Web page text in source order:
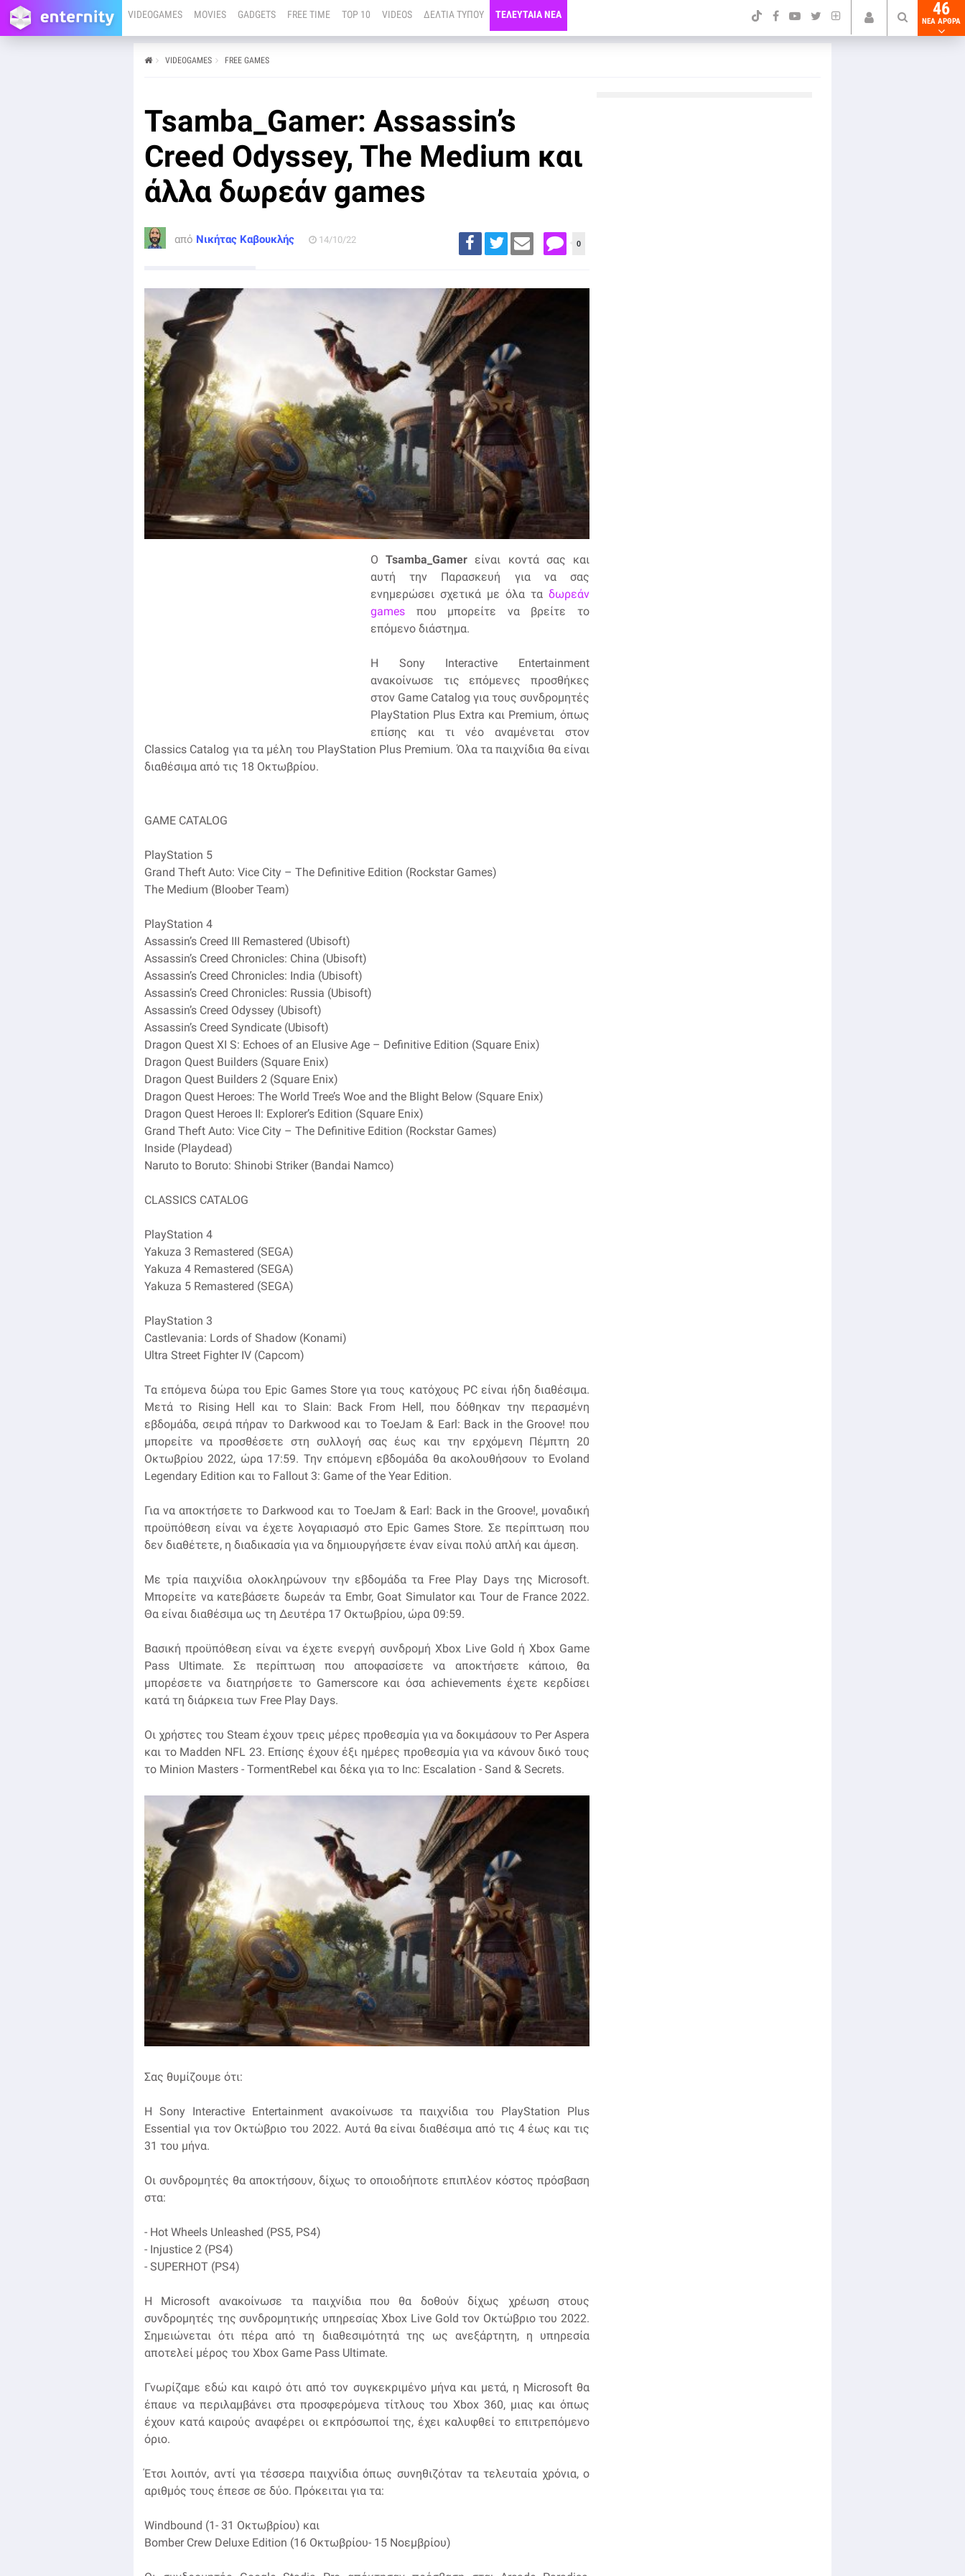
VIDEOGAMES MOVIES GADGETS FREE TIME TOP 10 VIDEOS ΔΕΛΤΙΑ ΤΥΠΟΥ ΤΕΛΕΥΤΑΙΑ ΝΕΑ 46
NEA ΑΡΘΡΑ
VIDEOGAMES FREE GAMES
Tsamba_Gamer: Assassin’s
Creed Odyssey, The Medium και
άλλα δωρεάν games
από Νικήτας Καβουκλής 14/10/22 0
OTsamba_Gamer είναι κοντά σας και
αυτή την Παρασκευή για να σας
ενημερώσει σχετικά με όλα τα δωρεάν
games που μπορείτε να βρείτε το
επόμενο διάστημα.
Η Sony Interactive Entertainment
ανακοίνωσε τις επόμενες προσθήκες
στον Game Catalog για τους συνδρομητές
PlayStation Plus Extra και Premium, όπως
επίσης και τι νέο αναμένεται στον
Classics Catalog για τα μέλη του PlayStation Plus Premium. Όλα τα παιχνίδια θα είναι
διαθέσιμα από τις 18 Οκτωβρίου.
GAME CATALOG
PlayStation 5
Grand Theft Auto: Vice City – The Definitive Edition (Rockstar Games)
The Medium (Bloober Team)
PlayStation 4
Assassin’s Creed III Remastered (Ubisoft)
Assassin’s Creed Chronicles: China (Ubisoft)
Assassin’s Creed Chronicles: India (Ubisoft)
Assassin’s Creed Chronicles: Russia (Ubisoft)
Assassin’s Creed Odyssey (Ubisoft)
Assassin’s Creed Syndicate (Ubisoft)
Dragon Quest XI S: Echoes of an Elusive Age – Definitive Edition (Square Enix)
Dragon Quest Builders (Square Enix)
Dragon Quest Builders 2 (Square Enix)
Dragon Quest Heroes: The World Tree’s Woe and the Blight Below (Square Enix)
Dragon Quest Heroes II: Explorer’s Edition (Square Enix)
Grand Theft Auto: Vice City – The Definitive Edition (Rockstar Games)
Inside (Playdead)
Naruto to Boruto: Shinobi Striker (Bandai Namco)
CLASSICS CATALOG
PlayStation 4
Yakuza 3 Remastered (SEGA)
Yakuza 4 Remastered (SEGA)
Yakuza 5 Remastered (SEGA)
PlayStation 3
Castlevania: Lords of Shadow (Konami)
Ultra Street Fighter IV (Capcom)
Τα επόμενα δώρα του Epic Games Store για τους κατόχους PC είναι ήδη διαθέσιμα.
Μετά το Rising Hell και το Slain: Back From Hell, που δόθηκαν την περασμένη
εβδομάδα, σειρά πήραν το Darkwood και το ToeJam & Earl: Back in the Groove! που
μπορείτε να προσθέσετε στη συλλογή σας έως και την ερχόμενη Πέμπτη 20
Οκτωβρίου 2022, ώρα 17:59. Την επόμενη εβδομάδα θα ακολουθήσουν το Evoland
Legendary Edition και το Fallout 3: Game of the Year Edition.
Για να αποκτήσετε το Darkwood και το ToeJam & Earl: Back in the Groove!, μοναδική
προϋπόθεση είναι να έχετε λογαριασμό στο Epic Games Store. Σε περίπτωση που
δεν διαθέτετε, η διαδικασία για να δημιουργήσετε έναν είναι πολύ απλή και άμεση.
Με τρία παιχνίδια ολοκληρώνουν την εβδομάδα τα Free Play Days της Microsoft.
Μπορείτε να κατεβάσετε δωρεάν τα Embr, Goat Simulator και Tour de France 2022.
Θα είναι διαθέσιμα ως τη Δευτέρα 17 Οκτωβρίου, ώρα 09:59.
Βασική προϋπόθεση είναι να έχετε ενεργή συνδρομή Xbox Live Gold ή Xbox Game
Pass Ultimate. Σε περίπτωση που αποφασίσετε να αποκτήσετε κάποιο, θα
μπορέσετε να διατηρήσετε το Gamerscore και όσα achievements έχετε κερδίσει
κατά τη διάρκεια των Free Play Days.
Οι χρήστες του Steam έχουν τρεις μέρες προθεσμία για να δοκιμάσουν το Per Aspera
και το Madden NFL 23. Επίσης έχουν έξι ημέρες προθεσμία για να κάνουν δικό τους
το Minion Masters - TormentRebel και δέκα για το Inc: Escalation - Sand & Secrets.
Σας θυμίζουμε ότι:
Η Sony Interactive Entertainment ανακοίνωσε τα παιχνίδια του PlayStation Plus
Essential για τον Οκτώβριο του 2022. Αυτά θα είναι διαθέσιμα από τις 4 έως και τις
31 του μήνα.
Οι συνδρομητές θα αποκτήσουν, δίχως το οποιοδήποτε επιπλέον κόστος πρόσβαση
στα:
- Hot Wheels Unleashed (PS5, PS4)
- Injustice 2 (PS4)
- SUPERHOT (PS4)
H Microsoft ανακοίνωσε τα παιχνίδια που θα δοθούν δίχως χρέωση στους
συνδρομητές της συνδρομητικής υπηρεσίας Xbox Live Gold τον Οκτώβριο του 2022.
Σημειώνεται ότι πέρα από τη διαθεσιμότητά της ως ανεξάρτητη, η υπηρεσία
αποτελεί μέρος του Xbox Game Pass Ultimate.
Γνωρίζαμε εδώ και καιρό ότι από τον συγκεκριμένο μήνα και μετά, η Microsoft θα
έπαυε να περιλαμβάνει στα προσφερόμενα τίτλους του Xbox 360, μιας και όπως
έχουν κατά καιρούς αναφέρει οι εκπρόσωποί της, έχει καλυφθεί το επιτρεπόμενο
όριο.
Έτσι λοιπόν, αντί για τέσσερα παιχνίδια όπως συνηθιζόταν τα τελευταία χρόνια, ο
αριθμός τους έπεσε σε δύο. Πρόκειται για τα:
Windbound (1- 31 Οκτωβρίου) και
Bomber Crew Deluxe Edition (16 Οκτωβρίου- 15 Νοεμβρίου)
Νικήτας Καβουκλής
Παρασκευή για να σας ενημερώσει σχετικά με όλα τα
δωρεάν games που μπορείτε να βρείτε το επόμενο